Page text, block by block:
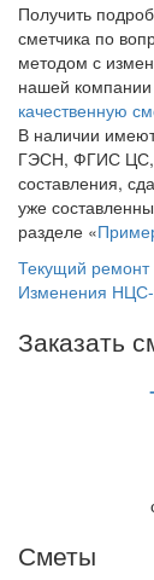
Получить
сметчика по
методом с
нашей
качественную
В наличии
ГЭСН, ФГИС ЦС,
составления,
уже
разделе «
Навигация
по
Текущий ремонт
Изменения
Заказать
Сметы